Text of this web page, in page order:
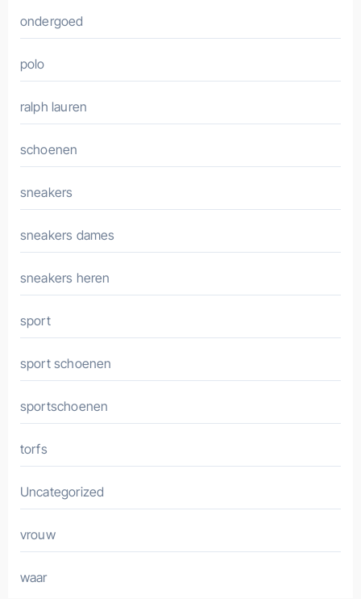
ondergoed
polo
ralph lauren
schoenen
sneakers
sneakers dames
sneakers heren
sport
sport schoenen
sportschoenen
torfs
Uncategorized
vrouw
waar